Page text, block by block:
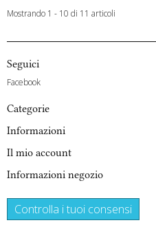
Mostrando 1 - 10 di 11 articoli
Seguici
Facebook
Categorie
Informazioni
Il mio account
Informazioni negozio
Controlla i tuoi consensi